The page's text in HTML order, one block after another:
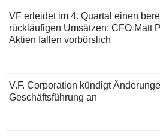
VF erleidet im 4. Quartal einen
rückläufigen Umsätzen; CFO Matt
Aktien fallen vorbörslich
V.F. Corporation kündigt
Geschäftsführung an